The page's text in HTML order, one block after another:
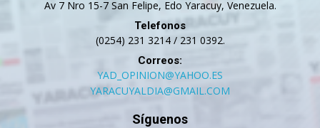
Av 7 Nro 15-7 San Felipe, Edo Yaracuy, Venezuela.
Telefonos
(0254) 231 3214 / 231 0392.
Correos:
YAD_OPINION@YAHOO.ES
YARACUYALDIA@GMAIL.COM
Síguenos